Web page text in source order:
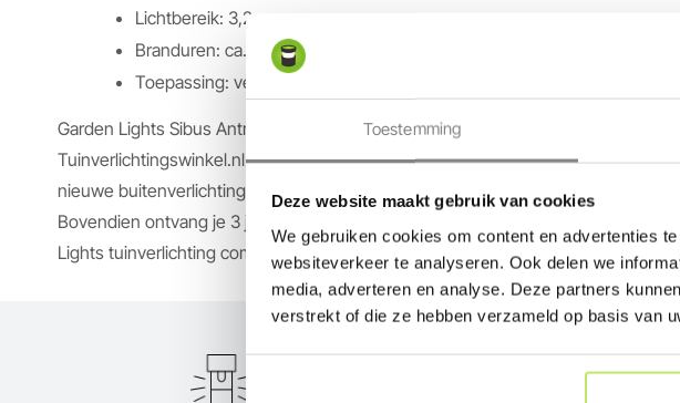
Toestemming
Deze website maakt gebruik van cookies
We gebruiken cookies om content en advertenties
websiteverkeer te analyseren. Ook delen we
media, adverteren en analyse. Deze partners
verstrekt of die ze hebben verzameld op basis van
Lichtbereik: 3,2 m
Branduren: ca. 25.000
Toepassing: verlichting tuinpad, oprit, border of terras
Garden Lights Sibus Antraciet kopen? Je bestelt het gemakkelijk en snel bij
Tuinverlichtingswinkel.nl. Via onze webshop betaal jij eenvoudig en veilig voor je
nieuwe buitenverlichting. Bestellingen vanaf €100,- bezorgen wij gratis aan huis.
Bovendien ontvang je 3 jaar garantie en kies je zelf de bezorgdatum. Maak je
Lights tuinverlichting compleet met Garden Lights Kolossos of Garden Lights